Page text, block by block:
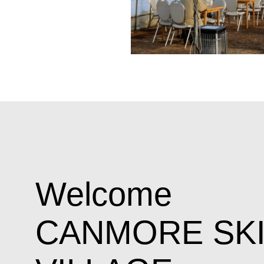
Welcome
CANMORE